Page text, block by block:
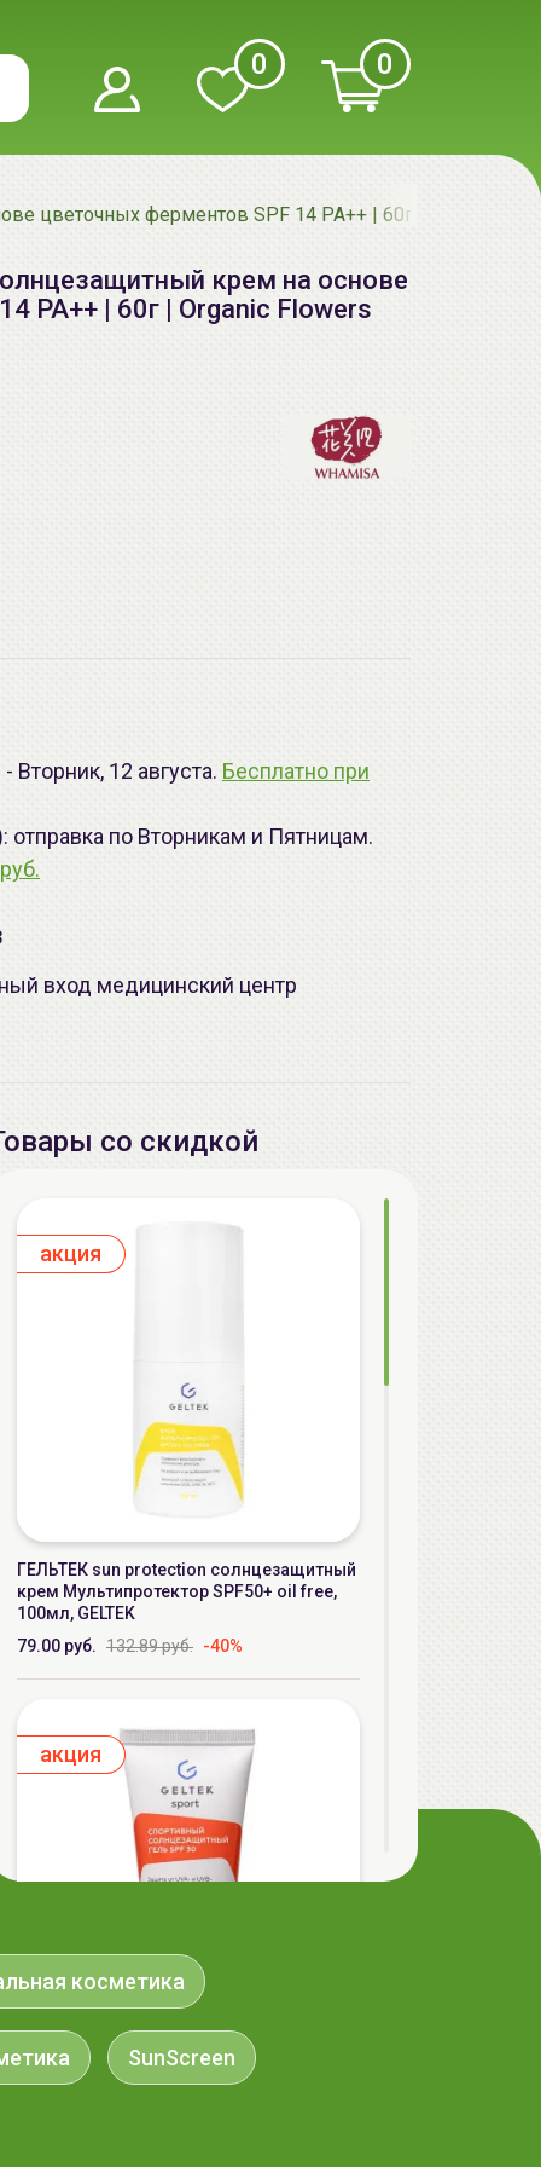
0 0
цветочных ферментов SPF 14 PA++ | 60г | Organic
крем на основе
PA++ | 60г | Organic Flowers
12 августа. Бесплатно при
отправка по Вторникам и Пятницам.
вход медицинский центр
со скидкой
aкция
ГЕЛЬТЕК sun protection солнцезащитный
крем Мультипротектор SPF50+ oil free,
100мл, GELTEK
79.00 руб. 132.89 руб. -40%
aкция
ГЕЛЬТЕК Sport Спортивный
косметика
SunScreen